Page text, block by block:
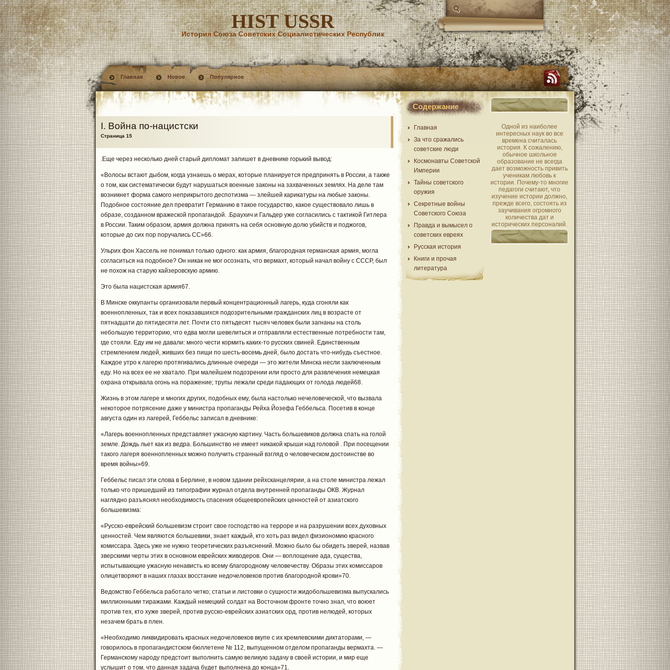
HIST USSR
История Союза Советских Социалистических Республик
Главная Новое Популярное
I. Война по-нацистски
Страница 15
.Еще через несколько дней старый дипломат запишет в дневнике горький вывод:
«Волосы встают дыбом, когда узнаешь о мерах, которые планируется предпринять в России, а также
о том, как систематически будут нарушаться военные законы на захваченных землях. На деле там
возникнет форма самого неприкрытого деспотизма — злейшей карикатуры на любые законы.
Подобное состояние дел превратит Германию в такое государство, какое существовало лишь в
образе, созданном вражеской пропагандой. .Браухич и Гальдер уже согласились с тактикой Гитлера
в России. Таким образом, армия должна принять на себя основную долю убийств и поджогов,
которые до сих пор поручались СС»66.
Ульрих фон Хассель не понимал только одного: как армия, благородная германская армия, могла
согласиться на подобное? Он никак не мог осознать, что вермахт, который начал войну с СССР, был
не похож на старую кайзеровскую армию.
Это была нацистская армия67.
В Минске оккупанты организовали первый концентрационный лагерь, куда сгоняли как
военнопленных, так и всех показавшихся подозрительными гражданских лиц в возрасте от
пятнадцати до пятидесяти лет. Почти сто пятьдесят тысяч человек были загнаны на столь
небольшую территорию, что едва могли шевелиться и отправляли естественные потребности там,
где стояли. Еду им не давали: много чести кормить каких-то русских свиней. Единственным
стремлением людей, живших без пищи по шесть-восемь дней, было достать что-нибудь съестное.
Каждое утро к лагерю протягивались длинные очереди — это жители Минска несли заключенным
еду. Но на всех ее не хватало. При малейшем подозрении или просто для развлечения немецкая
охрана открывала огонь на поражение; трупы лежали среди падающих от голода людей68.
Жизнь в этом лагере и многих других, подобных ему, была настолько нечеловеческой, что вызвала
некоторое потрясение даже у министра пропаганды Рейха Йозефа Геббельса. Посетив в конце
августа один из лагерей, Геббельс записал в дневнике:
«Лагерь военнопленных представляет ужасную картину. Часть большевиков должна спать на голой
земле. Дождь льет как из ведра. Большинство не имеет никакой крыши над головой . При посещении
такого лагеря военнопленных можно получить странный взгляд о человеческом достоинстве во
время войны»69.
Геббельс писал эти слова в Берлине, в новом здании рейхсканцелярии, а на столе министра лежал
только что пришедший из типографии журнал отдела внутренней пропаганды ОКВ. Журнал
наглядно разъяснял необходимость спасения общеевропейских ценностей от азиатского
большевизма:
«Русско-еврейский большевизм строит свое господство на терроре и на разрушении всех духовных
ценностей. Чем являются большевики, знает каждый, кто хоть раз видел физиономию красного
комиссара. Здесь уже не нужно теоретических разъяснений. Можно было бы обидеть зверей, назвав
зверскими черты этих в основном еврейских живодеров. Они — воплощение ада, существа,
испытывающие ужасную ненависть ко всему благородному человечеству. Образы этих комиссаров
олицетворяют в наших глазах восстание недочеловеков против благородной крови»70.
Ведомство Геббельса работало четко; статьи и листовки о сущности жидобольшевизма выпускались
миллионными тиражами. Каждый немецкий солдат на Восточном фронте точно знал, что воюет
против тех, кто хуже зверей, против русско-еврейских азиатских орд, против нелюдей, которых
незачем брать в плен.
«Необходимо ликвидировать красных недочеловеков вкупе с их кремлевскими диктаторами, —
говорилось в пропагандистском бюллетене № 112, выпущенном отделом пропаганды вермахта. —
Германскому народу предстоит выполнить самую великую задачу в своей истории, и мир еще
услышит о том, что данная задача будет выполнена до конца»71.
Содержание
Главная
За что сражались
советские люди
Космонавты Советской
Империи
Тайны советского
оружия
Секретные войны
Советского Союза
Правда и вымысел о
советских евреях
Русская история
Книги и прочая
литература
Одной из наиболее
интересных наук во все
времена считалась
история. К сожалению,
обычное школьное
образование не всегда
дает возможность привить
ученикам любовь к
истории. Почему-то многие
педагоги считают, что
изучение истории должно,
прежде всего, состоять из
заучивания огромного
количества дат и
исторических персоналий.